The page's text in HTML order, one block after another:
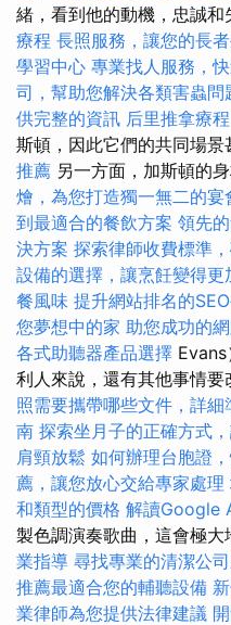
緒，看到他的動機，忠誠和
療程 長照服務，讓您的長
學習中心 專業找人服務，
司，幫助您解決各類害蟲問
供完整的資訊 后里推拿療程
斯頓，因此它們的共同場景
推薦 另一方面，加斯頓的
燴，為您打造獨一無二的宴
到最適合的餐飲方案 領先
決方案 探索律師收費標準
設備的選擇，讓烹飪變得更
餐風味 提升網站排名的
您夢想中的家 助您成功的
各式助聽器產品選擇
利人來說，還有其他事情要
照需要攜帶哪些文件，詳細
南 探索坐月子的正確方式
肩頸放鬆 如何辦理台胞證
薦，讓您放心交給專家處理
和類型的價格 解讀Google
製色調演奏歌曲，這會極大
業指導 尋找專業的清潔公
推薦最適合您的輔聽設備
業律師為您提供法律建議